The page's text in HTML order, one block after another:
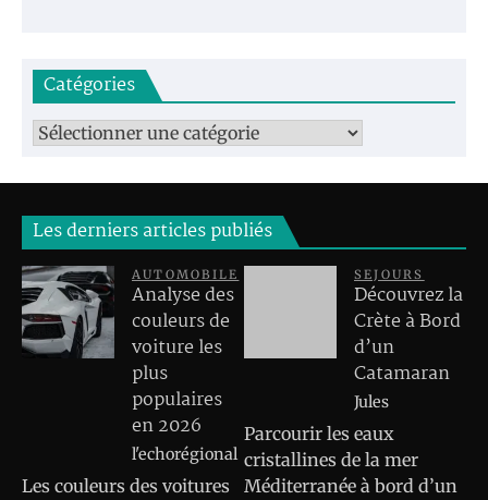
Catégories
Catégories
Les derniers articles publiés
AUTOMOBILE
Analyse des
couleurs de
voiture les
plus
populaires
en 2026
l'echorégional
Les couleurs des voitures
SEJOURS
Découvrez la
Crète à Bord
d’un
Catamaran
Jules
Parcourir les eaux
cristallines de la mer
Méditerranée à bord d’un